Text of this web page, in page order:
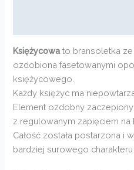
Księżycowato bransoletka ze
ozdobiona fasetowanymi
księżycowego.
Każdy księżyc ma
Element ozdobny
z regulowanym zapięciem na
Całość została postarzona i
bardziej surowego